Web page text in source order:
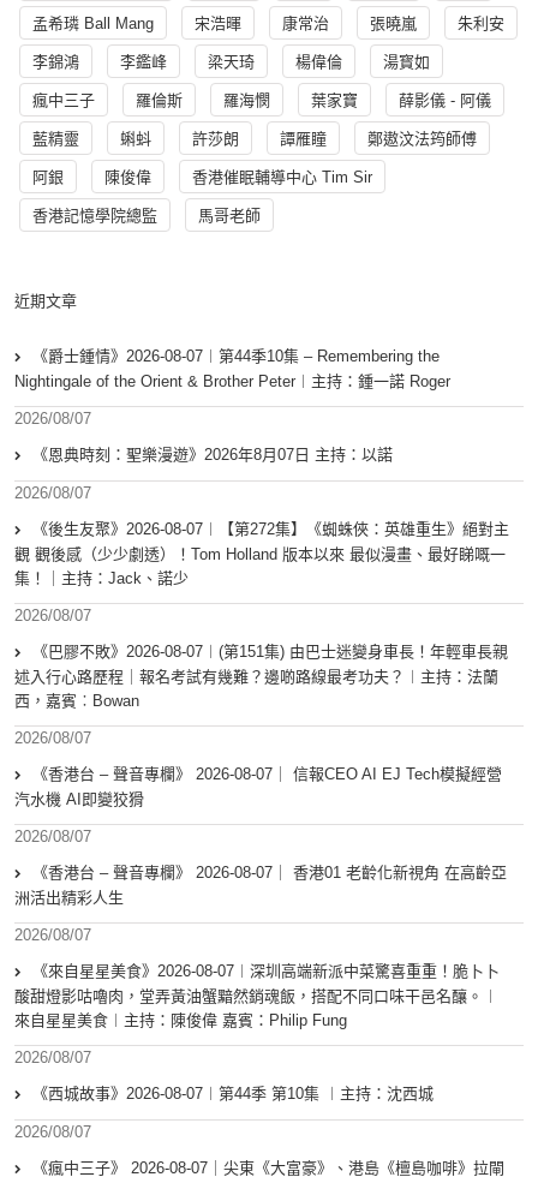
孟希璘 Ball Mang 宋浩暉 康常治 張曉嵐 朱利安
李錦鴻 李鑑峰 梁天琦 楊偉倫 湯寳如
瘋中三子 羅倫斯 羅海憫 葉家寶 薛影儀 - 阿儀
藍精靈 蝌蚪 許莎朗 譚雁瞳 鄭遨汶法筠師傅
阿銀 陳俊偉 香港催眠輔導中心 Tim Sir
香港記憶學院總監 馬哥老師
近期文章
《爵士鍾情》2026-08-07︱第44季10集 – Remembering the
Nightingale of the Orient & Brother Peter︱主持：鍾一諾 Roger
2026/08/07
《恩典時刻：聖樂漫遊》2026年8月07日 主持：以諾
2026/08/07
《後生友聚》2026-08-07︱【第272集】《蜘蛛俠：英雄重生》絕對主
觀 觀後感（少少劇透）！Tom Holland 版本以來 最似漫畫、最好睇嘅一
集！｜主持：Jack、諾少
2026/08/07
《巴膠不敗》2026-08-07︱(第151集) 由巴士迷變身車長！年輕車長親
述入行心路歷程｜報名考試有幾難？邊啲路線最考功夫？︱主持：法蘭
西，嘉賓︰Bowan
2026/08/07
《香港台 – 聲音專欄》 2026-08-07｜ 信報CEO AI EJ Tech模擬經營
汽水機 AI即變狡猾
2026/08/07
《香港台 – 聲音專欄》 2026-08-07｜ 香港01 老齡化新視角 在高齡亞
洲活出精彩人生
2026/08/07
《來自星星美食》2026-08-07︱深圳高端新派中菜驚喜重重！脆卜卜
酸甜燈影咕嚕肉，堂弄黃油蟹黯然銷魂飯，搭配不同口味干邑名釀。︱
來自星星美食︱主持：陳俊偉 嘉賓：Philip Fung
2026/08/07
《西城故事》2026-08-07︱第44季 第10集 ︱主持：沈西城
2026/08/07
《瘋中三子》 2026-08-07｜尖東《大富豪》、港島《檀島咖啡》拉閘